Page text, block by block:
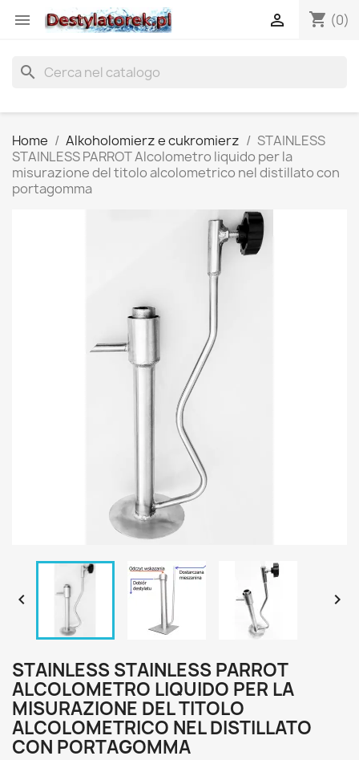
 shopping_cart (0)

search
Home Alkoholomierz e cukromierz
STAINLESS
STAINLESS PARROT Alcolometro liquido per la
misurazione del titolo alcolometrico nel distillato con
portagomma
 
STAINLESS STAINLESS PARROT
ALCOLOMETRO LIQUIDO PER LA
MISURAZIONE DEL TITOLO
ALCOLOMETRICO NEL DISTILLATO
CON PORTAGOMMA